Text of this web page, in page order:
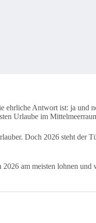
ehrliche Antwort ist: ja
Urlaube im
Doch 2026 steht
am meisten lohnen